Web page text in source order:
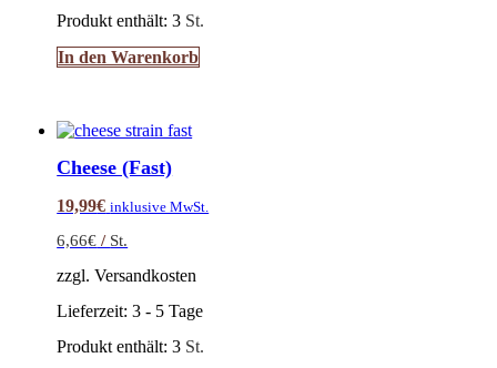
Produkt enthält: 3 St.
In den Warenkorb
Cheese (Fast)
19,99€ inklusive MwSt.
6,66€ / St.
zzgl. Versandkosten
Lieferzeit:3 - 5 Tage
Produkt enthält: 3 St.